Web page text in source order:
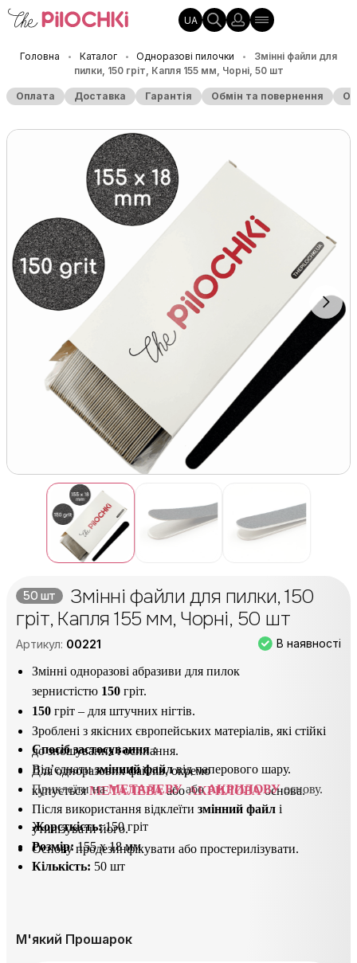
UA
Головна • Каталог • Одноразові пилочки •
Змінні файли для
пилки, 150 гріт, Капля 155 мм, Чорні, 50 шт
Оплата Доставка Гарантія Обмін та повернення
50 шт
Змінні файли для пилки, 150
гріт, Капля 155 мм, Чорні, 50 шт
Артикул: 00221 В наявності
Змінні одноразові абразиви для пилок
зернистістю 150 гріт.
150 гріт – для штучних нігтів.
Зроблені з якісних європейських матеріалів, які стійкі
до зношування і осипання.
Для одноразових файлів, окремо
купуєтьсяМЕТАЛЕВАабоАКРИЛОВАоснова.
Спосіб застосування :
Від’єднатизмінний файлвід паперового шару.
Приклеїти на МЕТАЛЕВУ або АКРИЛОВУ основу.
Після використання відклеїти змінний файл і
утилізувати його.
Основу продезинфікувати або простерилізувати.
Жорсткість:150 гріт
Розмір:155 х 18 мм
Кількість: 50 шт
М'який Прошарок